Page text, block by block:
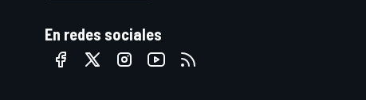
En redes sociales